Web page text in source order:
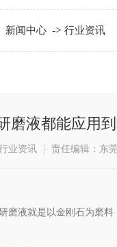
新闻中心 -> 行业资讯
磨液都能应用
业资讯 责任编辑：东
磨液就是以金刚石为磨料